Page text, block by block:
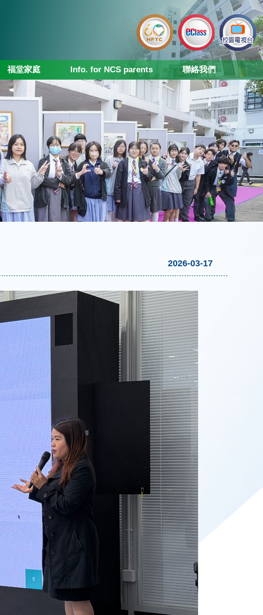
福堂家庭 Info. for NCS parents 聯絡我們
2026-03-17